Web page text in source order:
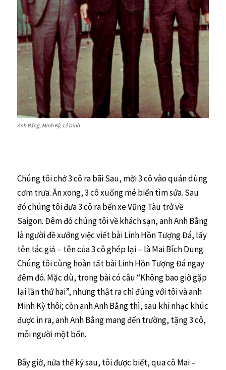
Anh Bằng, Minh Kỳ, Lê Dinh
Chúng tôi chở 3 cô ra bãi Sau, mời 3 cô vào quán dùng
cơm trưa. Ăn xong, 3 cô xuống mé biển tìm sứa. Sau
đó chúng tôi đưa 3 cô ra bến xe Vũng Tàu trở về
Saigon. Đêm đó chúng tôi về khách sạn, anh Anh Bằng
là người đề xướng việc viết bài Linh Hồn Tượng Đá, lấy
tên tác giả – tên của 3 cô ghép lại – là Mai Bích Dung.
Chúng tôi cùng hoàn tất bài Linh Hồn Tượng Đá ngay
đêm đó. Mặc dù, trong bài có câu “Không bao giờ gặp
lại lần thứ hai”, nhưng thật ra chỉ đúng với tôi và anh
Minh Kỳ thôi; còn anh Anh Bằng thì, sau khi nhạc khúc
được in ra, anh Anh Bằng mang đến trường, tặng 3 cô,
mỗi người một bổn.
Bây giờ, nửa thế kỷ sau, tôi được biết, qua cô Mai –